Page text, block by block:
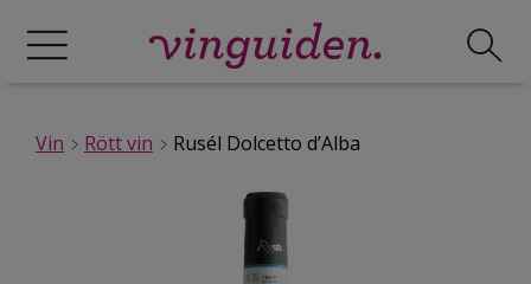
Vin Rött vin Rusél Dolcetto d’Alba